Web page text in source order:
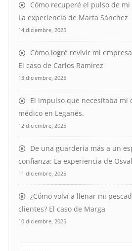
Cómo recuperé el pulso de
La experiencia de Marta Sánchez
14 diciembre, 2025
Cómo logré revivir mi
El caso de Carlos Ramírez
13 diciembre, 2025
El impulso que necesitaba mi
médico en Leganés.
12 diciembre, 2025
De una guardería más a un
confianza: La experiencia de
11 diciembre, 2025
¿Cómo volví a llenar mi
clientes? El caso de Marga
10 diciembre, 2025